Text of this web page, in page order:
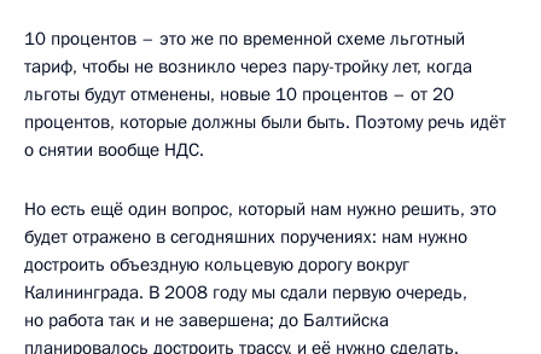
10 процентов – это же по временной схеме льготный
тариф, чтобы не возникло через пару-тройку лет, когда
льготы будут отменены, новые 10 процентов – от 20
процентов, которые должны были быть. Поэтому речь идёт
о снятии вообще НДС.
Но есть ещё один вопрос, который нам нужно решить, это
будет отражено в сегодняшних поручениях: нам нужно
достроить объездную кольцевую дорогу вокруг
Калининграда. В 2008 году мы сдали первую очередь,
но работа так и не завершена; до Балтийска
планировалось достроить трассу, и её нужно сделать.